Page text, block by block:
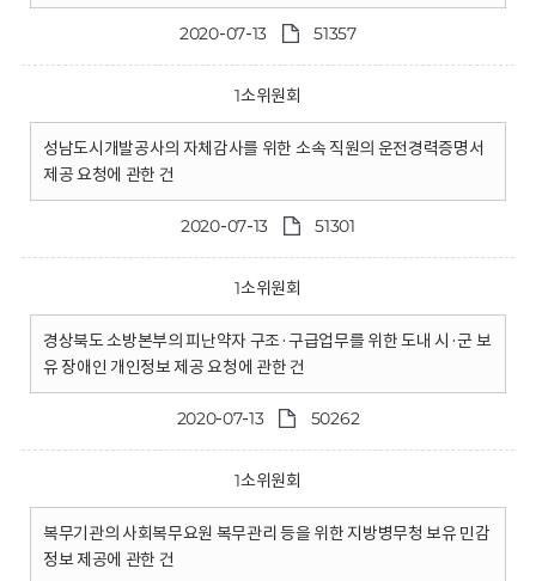
2020-07-13 51357
1소위원회
성남도시개발공사의 자체감사를 위한 소속 직원의 운전경력증명서
제공 요청에 관한 건
2020-07-13 51301
1소위원회
경상북도 소방본부의 피난약자 구조·구급업무를 위한 도내 시·군 보
유 장애인 개인정보 제공 요청에 관한 건
2020-07-13 50262
1소위원회
복무기관의 사회복무요원 복무관리 등을 위한 지방병무청 보유 민감
정보 제공에 관한 건